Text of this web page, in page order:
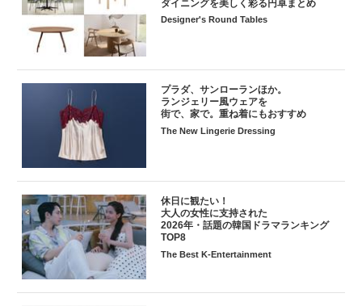
ダイニングを美しく彩る円卓まとめ
Designer's Round Tables
プラダ、サンローランほか。
ランジェリー風ウェアを
街で、家で。重ね着にもおすすめ
The New Lingerie Dressing
休日に観たい！
大人の女性に支持された
2026年・話題の韓国ドラマランキング
TOP8
The Best K-Entertainment